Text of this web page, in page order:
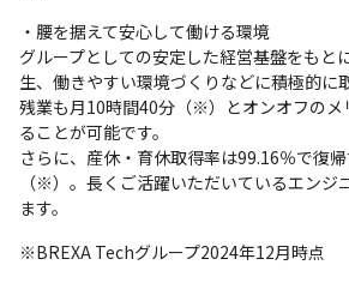
・腰を据えて安心して働ける環境
グループとしての安定した経営基盤をもと
生、働きやすい環境づくりなどに積極的に
残業も月10時間40分（※）とオンオフのメ
ることが可能です。
さらに、産休・育休取得率は99.16％で復
（※）。長くご活躍いただいているエンジ
ます。
※BREXA Techグループ2024年12月時点